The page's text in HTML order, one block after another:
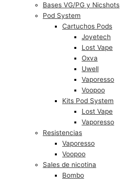
Bases VG/PG y Nicshots
Pod System
Cartuchos Pods
Joyetech
Lost Vape
Oxva
Uwell
Vaporesso
Voopoo
Kits Pod System
Lost Vape
Vaporesso
Resistencias
Vaporesso
Voopoo
Sales de nicotina
Bombo